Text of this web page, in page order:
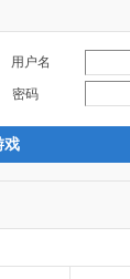
用户名
密码
戏